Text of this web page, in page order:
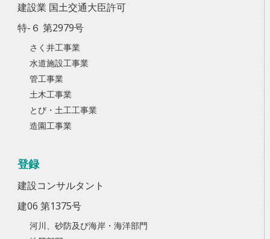
建設業 国土交通大臣許可
特-６ 第2979号
さく井工事業
水道施設工事業
管工事業
土木工事業
とび・土工工事業
造園工事業
登録
建設コンサルタント
建06 第1375号
河川、砂防及び海岸・海洋部門